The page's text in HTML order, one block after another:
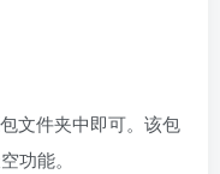
文件夹中即可。该包
功能。